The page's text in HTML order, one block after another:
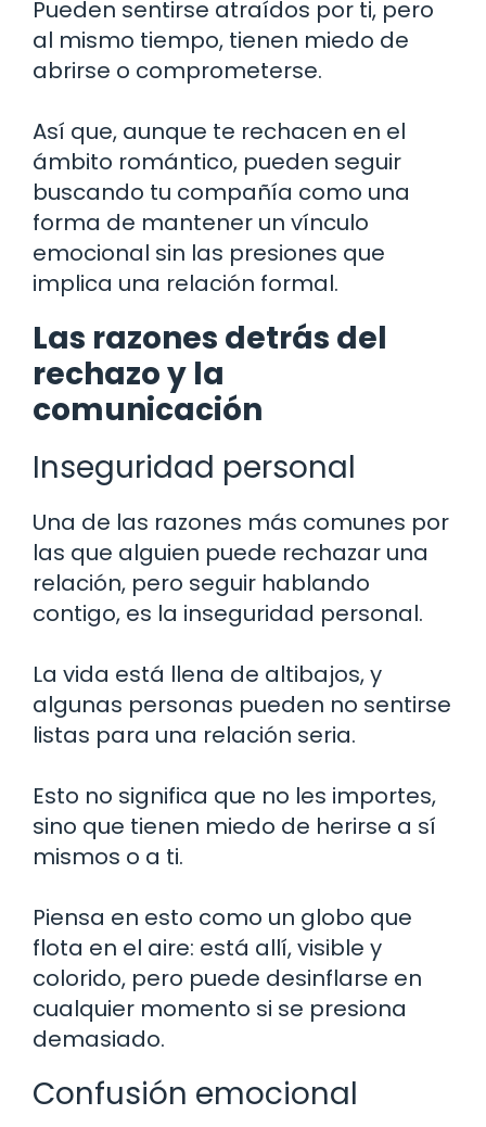
Pueden sentirse atraídos por ti, pero
al mismo tiempo, tienen miedo de
abrirse o comprometerse.
Así que, aunque te rechacen en el
ámbito romántico, pueden seguir
buscando tu compañía como una
forma de mantener un vínculo
emocional sin las presiones que
implica una relación formal.
Las razones detrás del
rechazo y la
comunicación
Inseguridad personal
Una de las razones más comunes por
las que alguien puede rechazar una
relación, pero seguir hablando
contigo, es la inseguridad personal.
La vida está llena de altibajos, y
algunas personas pueden no sentirse
listas para una relación seria.
Esto no significa que no les importes,
sino que tienen miedo de herirse a sí
mismos o a ti.
Piensa en esto como un globo que
flota en el aire: está allí, visible y
colorido, pero puede desinflarse en
cualquier momento si se presiona
demasiado.
Confusión emocional